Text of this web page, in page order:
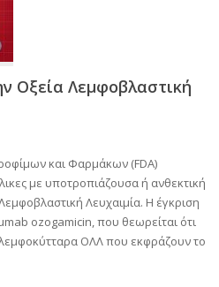
Οξεία Λεμφοβλαστική
και Φαρμάκων (FDA)
με υποτροπιάζουσα ή ανθεκτική
Λευχαιμία. Η έγκριση
ozogamicin, που θεωρείται ότι
ΟΛΛ που εκφράζουν το